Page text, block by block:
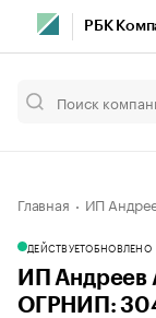
РБК
Главная ИП
ДЕЙСТВУЕТОБНОВЛЕНО
ИП Андреев
ОГРНИП: